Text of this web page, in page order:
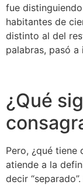
fue
habitantes de
distinto al del
palabras, pasó
¿Qué
Pero, ¿qué tiene
atiende a la
decir